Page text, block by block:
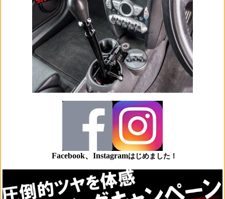
Facebook、Instagramはじめました！